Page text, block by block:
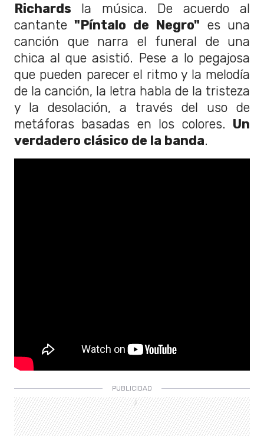
Richards la música. De acuerdo al
cantante"Píntalo de Negro" es una
canción que narra el funeral de una
chica al que asistió. Pese a lo pegajosa
que pueden parecer el ritmo y la melodía
de la canción, la letra habla de la tristeza
y la desolación, a través del uso de
metáforas basadas en los colores. Un
verdadero clásico de la banda.